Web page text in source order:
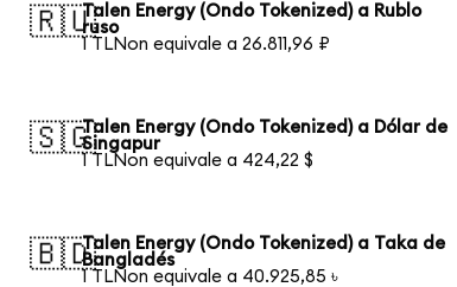
🇷🇺Talen Energy (Ondo Tokenized) a Rublo
ruso
1 TLNon equivale a 26.811,96 ₽
🇸🇬Talen Energy (Ondo Tokenized) a Dólar de
Singapur
1 TLNon equivale a 424,22 $
🇧🇩Talen Energy (Ondo Tokenized) a Taka de
Bangladés
1 TLNon equivale a 40.925,85 ৳